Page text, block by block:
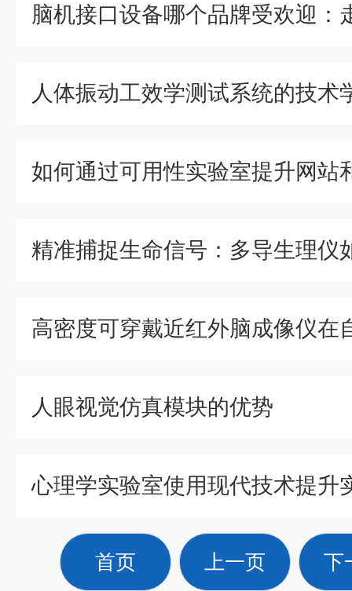
人体振动工效学测试系统的技术
人眼视觉仿真模块的优势
首页 上一页 下